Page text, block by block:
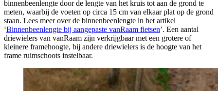
binnenbeenlengte door de lengte van het kruis tot aan de grond te
meten, waarbij de voeten op circa 15 cm van elkaar plat op de grond
staan. Lees meer over de binnenbeenlengte in het artikel
‘Binnenbeenlengte bij aangepaste vanRaam fietsen’. Een aantal
driewielers van vanRaam zijn verkrijgbaar met een grotere of
kleinere framehoogte, bij andere driewielers is de hoogte van het
frame ruimschoots instelbaar.